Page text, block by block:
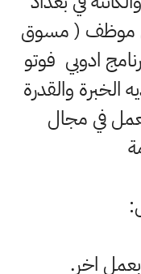
( مسوق
فوتو
والقدرة
في مجال